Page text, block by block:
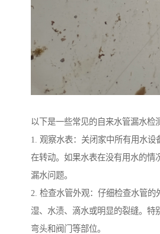
以下是一些常见的自来水管漏水检
1. 观察水表：关闭家中所有用水设
在转动。如果水表在没有用水的情
漏水问题。
2. 检查水管外观：仔细检查水管的
湿、水渍、滴水或明显的裂缝。特
弯头和阀门等部位。